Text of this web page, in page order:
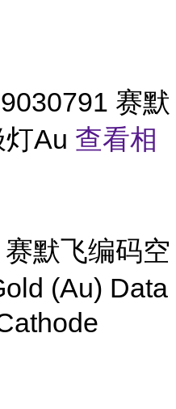
赛默
Au 查看相
默飞编码空
(Au) Data